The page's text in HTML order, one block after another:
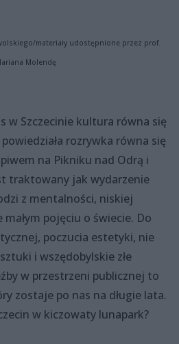
materiały udostępnione przez prof.
Molendę
w Szczecinie kultura równa się
rozrywka równa się
na Pikniku nad Odrą i
traktowany jak wydarzenie
z mentalności, niskiej
pojęciu o świecie. Do
poczucia estetyki, nie
i wszędobylskie złe
w przestrzeni publicznej to
zostaje po nas na długie lata.
w kiczowaty lunapark?